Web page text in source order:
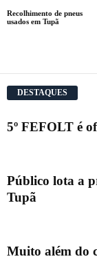
Recolhimento de pneus
usados em Tupã
DESTAQUES
5º FEFOLT é
Público lota a
Tupã
Muito além do